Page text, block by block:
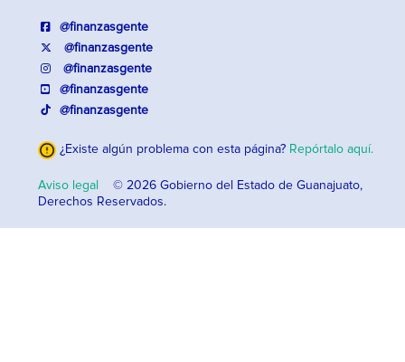
@finanzasgente
@finanzasgente
@finanzasgente
@finanzasgente
@finanzasgente
¿Existe algún problema con esta página? Repórtalo aquí.
Aviso legal
© 2026 Gobierno del Estado de Guanajuato,
Derechos Reservados.